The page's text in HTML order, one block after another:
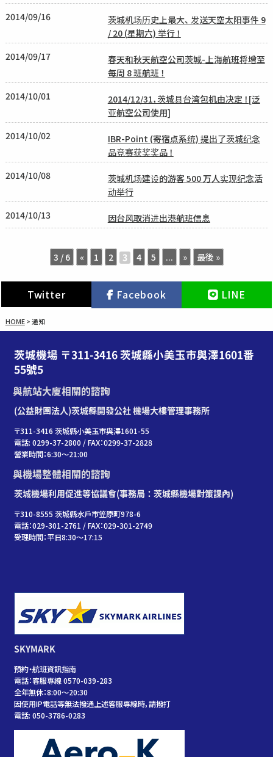
2014/09/16
茨城机场历史上最大、 发送天空太阳事件 9
/ 20 (星期六) 举行 ！
2014/09/17
春天和秋天航空公司茨城-上海航班将增至
每周 8 班航班 ！
2014/10/01
2014/12/31，茨城县台湾包机由决定 ！[泛
亚航空公司使用]
2014/10/02
IBR-Point (寄宿点系统) 提出了茨城纪念
品竞赛获奖奖品 ！
2014/10/08
茨城机场建设的游客 500 万人实现纪念活
动举行
2014/10/13
因台风取消进出港航班信息
3 / 6 « 1 2 3 4 5 ... » 最後 »
Twitter Facebook LINE
HOME> 通知
茨城機場 〒311-3416 茨城縣小美玉市與澤1601番
55號5
與航站大廈相關的諮詢
(公益財團法人)茨城縣開發公社 機場大樓管理事務所
〒311-3416 茨城縣小美玉市與澤1601-55
電話: 0299-37-2800 / FAX：0299-37-2828
營業時間：6:30〜21:00
與機場整體相關的諮詢
茨城機場利用促進等協議會(事務局：茨城縣機場對策課內)
〒310-8555 茨城縣水戶市笠原町978-6
電話：029-301-2761 / FAX：029-301-2749
受理時間：平日8:30～17:15
SKYMARK
預約・航班資訊指南
電話：客服專線 0570-039-283
全年無休：8:00～20:30
因使用IP電話等無法撥通上述客服專線時，請撥打
電話: 050-3786-0283